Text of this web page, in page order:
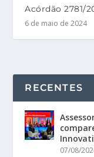
Acórdão 2781/
6 de maio de 2024
RECENTES
07/08/